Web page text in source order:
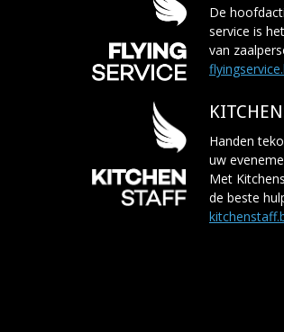
De
service is
van
Handen
uw
Met
de beste